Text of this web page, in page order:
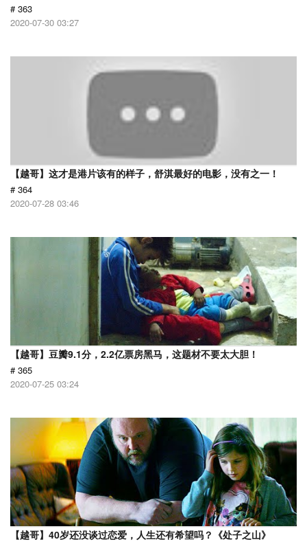
# 363
2020-07-30 03:27
【越哥】这才是港片该有的样子，舒淇最好的电影，没有之一！
# 364
2020-07-28 03:46
【越哥】豆瓣9.1分，2.2亿票房黑马，这题材不要太大胆！
# 365
2020-07-25 03:24
【越哥】40岁还没谈过恋爱，人生还有希望吗？《处子之山》